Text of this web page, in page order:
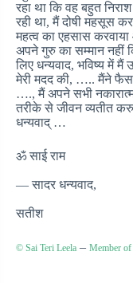
रहा था कि वह बहुत
रही था, मैं दोषी महसूस
महत्व का एहसास
अपने गुरु का सम्मान नहीं
लिए धन्यवाद, भविष्य में मैं
मेरी मदद की, ….. मैंने
…., मैं अपने सभी
तरीके से जीवन व्यतीत
धन्यवाद् …
ॐ साई राम
— सादर धन्यवाद,
सतीश
© Sai Teri Leela – Member